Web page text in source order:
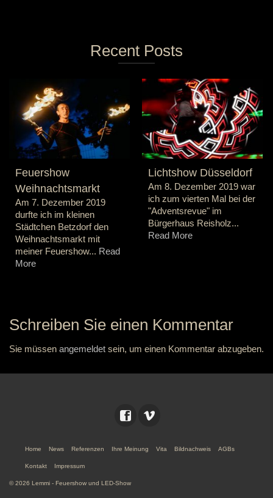
Recent Posts
Feuershow
Weihnachtsmarkt
Am 7. Dezember 2019
durfte ich im kleinen
Städtchen Betzdorf den
Weihnachtsmarkt mit
meiner Feuershow... Read
More
Lichtshow Düsseldorf
Am 8. Dezember 2019 war
ich zum vierten Mal bei der
"Adventsrevue" im
Bürgerhaus Reisholz...
Read More
Schreiben Sie einen Kommentar
Sie müssen angemeldet sein, um einen Kommentar abzugeben.
Home News Referenzen Ihre Meinung Vita Bildnachweis AGBs
Kontakt Impressum
© 2026 Lemmi - Feuershow und LED-Show